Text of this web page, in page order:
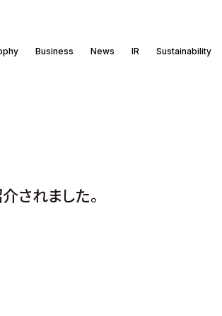
Business News IR Sustainability
されました。